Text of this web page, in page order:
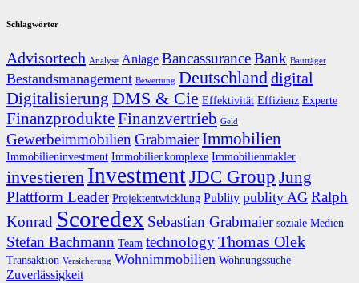
Schlagwörter
Advisortech Analyse Anlage BancassuranceBank Bauträger
Bestandsmanagement Bewertung Deutschlanddigital
Digitalisierung DMS & Cie Effektivität Effizienz Experte
FinanzprodukteFinanzvertrieb Geld
Gewerbeimmobilien GrabmaierImmobilien
Immobilieninvestment Immobilienkomplexe Immobilienmakler
investieren InvestmentJDC Group Jung
Plattform Leader Projektentwicklung Publity publity AG Ralph
Konrad Scoredex Sebastian Grabmaier soziale Medien
Stefan Bachmann Team technologyThomas Olek
Transaktion Versicherung Wohnimmobilien Wohnungssuche
Zuverlässigkeit